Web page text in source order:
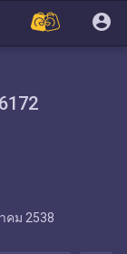
account_circle
คม 2538